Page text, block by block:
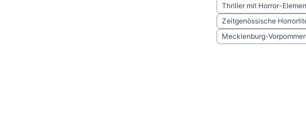
Thriller mit Horror-
Zeitgenössische
Mecklenburg-